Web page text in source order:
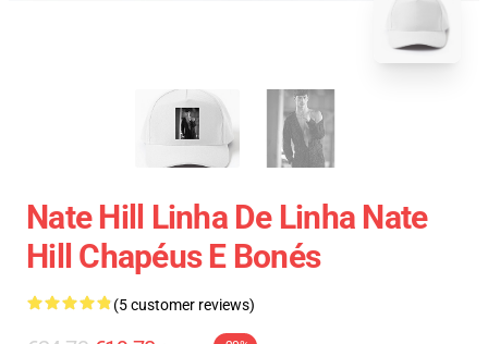
Nate Hill Linha De Linha Nate
Hill Chapéus E Bonés
(5 customer reviews)